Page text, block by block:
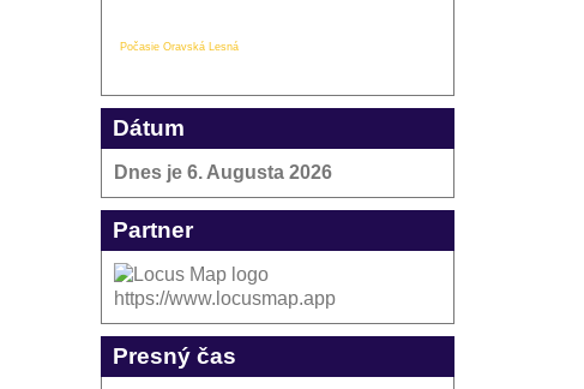
Počasie Oravská Lesná
Dátum
Dnes je 6. Augusta 2026
Partner
https://www.locusmap.app
Presný čas